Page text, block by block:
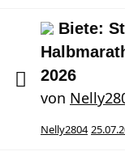
Biete:
2026
von
Nelly2804